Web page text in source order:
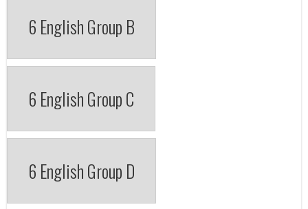
6 English Group B
6 English Group C
6 English Group D